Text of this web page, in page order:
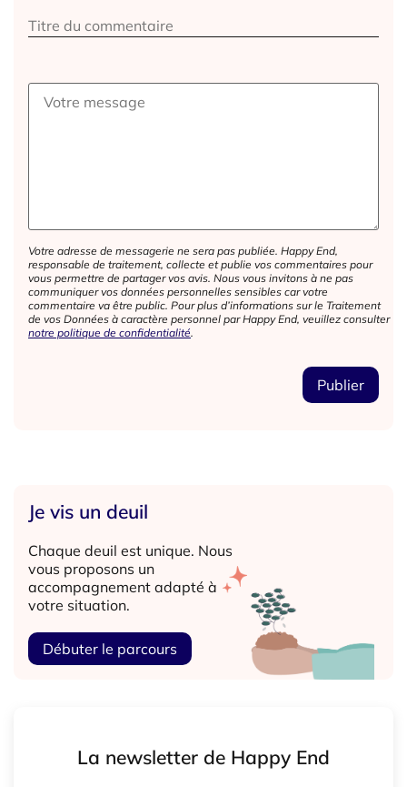
Votre adresse de messagerie ne sera pas publiée. Happy End,
responsable de traitement, collecte et publie vos commentaires pour
vous permettre de partager vos avis. Nous vous invitons à ne pas
communiquer vos données personnelles sensibles car votre
commentaire va être public. Pour plus d’informations sur le Traitement
de vos Données à caractère personnel par Happy End, veuillez consulter
notre politique de confidentialité.
Je vis un deuil
Chaque deuil est unique. Nous
vous proposons un
accompagnement adapté à
votre situation.
Débuter le parcours
La newsletter de Happy End